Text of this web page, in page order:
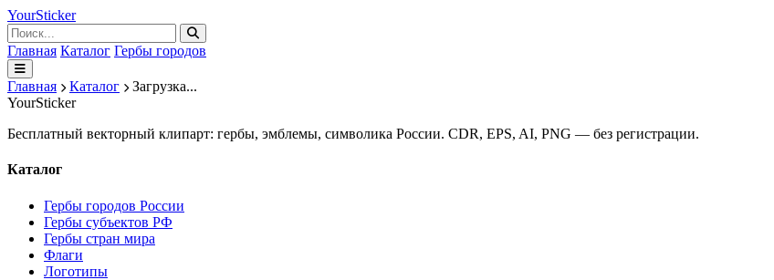
YourSticker
Главная Каталог Гербы городов
Главная Каталог
Загрузка...
YourSticker
Бесплатный векторный клипарт: гербы, эмблемы, символика России. CDR, EPS, AI, PNG — без регистрации.
Каталог
Гербы городов России
Гербы субъектов РФ
Гербы стран мира
Флаги
Логотипы